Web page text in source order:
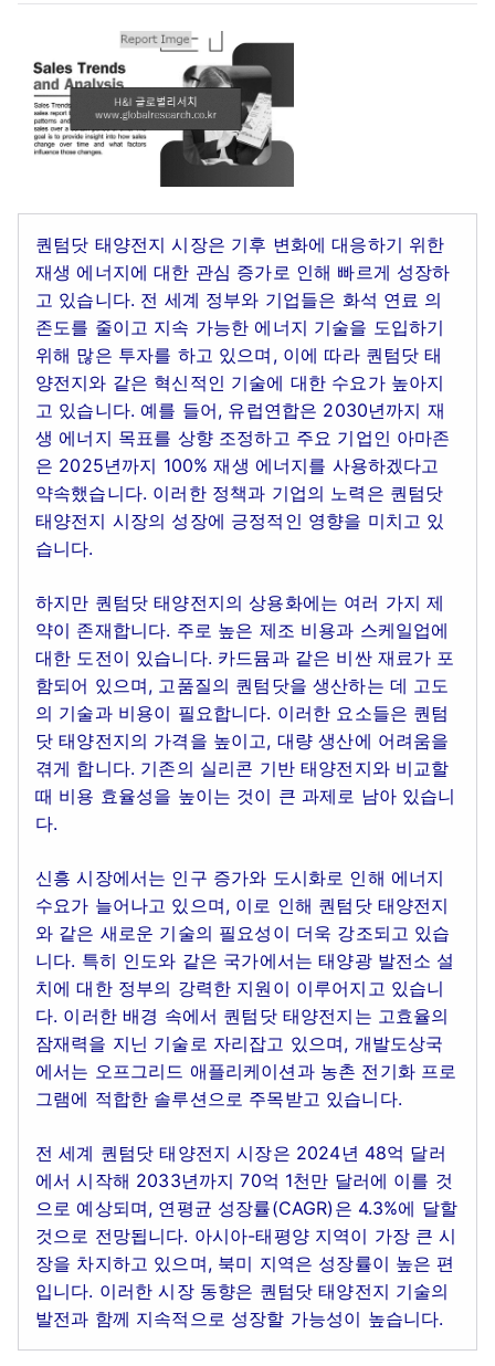
퀀텀닷 태양전지 시장은 기후 변화에 대응하기 위한
재생 에너지에 대한 관심 증가로 인해 빠르게 성장하
고 있습니다. 전 세계 정부와 기업들은 화석 연료 의
존도를 줄이고 지속 가능한 에너지 기술을 도입하기
위해 많은 투자를 하고 있으며, 이에 따라 퀀텀닷 태
양전지와 같은 혁신적인 기술에 대한 수요가 높아지
고 있습니다. 예를 들어, 유럽연합은 2030년까지 재
생 에너지 목표를 상향 조정하고 주요 기업인 아마존
은 2025년까지 100% 재생 에너지를 사용하겠다고
약속했습니다. 이러한 정책과 기업의 노력은 퀀텀닷
태양전지 시장의 성장에 긍정적인 영향을 미치고 있
습니다.
하지만 퀀텀닷 태양전지의 상용화에는 여러 가지 제
약이 존재합니다. 주로 높은 제조 비용과 스케일업에
대한 도전이 있습니다. 카드뮴과 같은 비싼 재료가 포
함되어 있으며, 고품질의 퀀텀닷을 생산하는 데 고도
의 기술과 비용이 필요합니다. 이러한 요소들은 퀀텀
닷 태양전지의 가격을 높이고, 대량 생산에 어려움을
겪게 합니다. 기존의 실리콘 기반 태양전지와 비교할
때 비용 효율성을 높이는 것이 큰 과제로 남아 있습니
다.
신흥 시장에서는 인구 증가와 도시화로 인해 에너지
수요가 늘어나고 있으며, 이로 인해 퀀텀닷 태양전지
와 같은 새로운 기술의 필요성이 더욱 강조되고 있습
니다. 특히 인도와 같은 국가에서는 태양광 발전소 설
치에 대한 정부의 강력한 지원이 이루어지고 있습니
다. 이러한 배경 속에서 퀀텀닷 태양전지는 고효율의
잠재력을 지닌 기술로 자리잡고 있으며, 개발도상국
에서는 오프그리드 애플리케이션과 농촌 전기화 프로
그램에 적합한 솔루션으로 주목받고 있습니다.
전 세계 퀀텀닷 태양전지 시장은 2024년 48억 달러
에서 시작해 2033년까지 70억 1천만 달러에 이를 것
으로 예상되며, 연평균 성장률(CAGR)은 4.3%에 달할
것으로 전망됩니다. 아시아-태평양 지역이 가장 큰 시
장을 차지하고 있으며, 북미 지역은 성장률이 높은 편
입니다. 이러한 시장 동향은 퀀텀닷 태양전지 기술의
발전과 함께 지속적으로 성장할 가능성이 높습니다.